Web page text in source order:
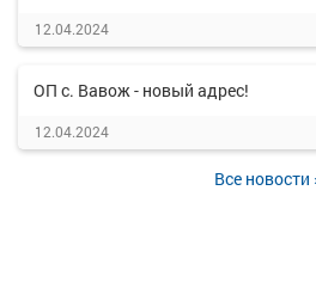
12.04.2024
ОП с. Вавож - новый адрес!
12.04.2024
Все новости